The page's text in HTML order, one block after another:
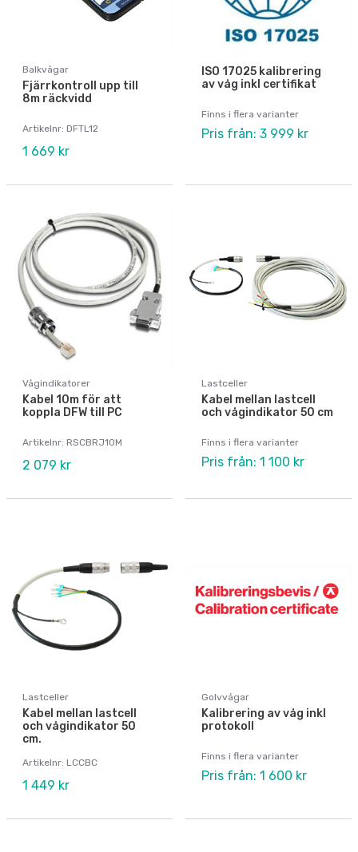
Balkvågar
Fjärrkontroll upp till
8m räckvidd
Artikelnr: DFTL12
1 669 kr
ISO 17025 kalibrering
av våg inkl certifikat
Finns i flera varianter
Pris från: 3 999 kr
Vågindikatorer
Kabel 10m för att
koppla DFW till PC
Artikelnr: RSCBRJ10M
2 079 kr
Lastceller
Kabel mellan lastcell
och vågindikator 50 cm
Finns i flera varianter
Pris från: 1 100 kr
Lastceller
Kabel mellan lastcell
och vågindikator 50
cm.
Artikelnr: LCCBC
1 449 kr
Golvvågar
Kalibrering av våg inkl
protokoll
Finns i flera varianter
Pris från: 1 600 kr